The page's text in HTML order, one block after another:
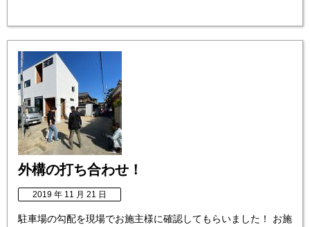
外構の打ち合わせ！
2019 年 11 月 21 日
駐車場の勾配を現場でお施主様に確認してもらいました！ お施